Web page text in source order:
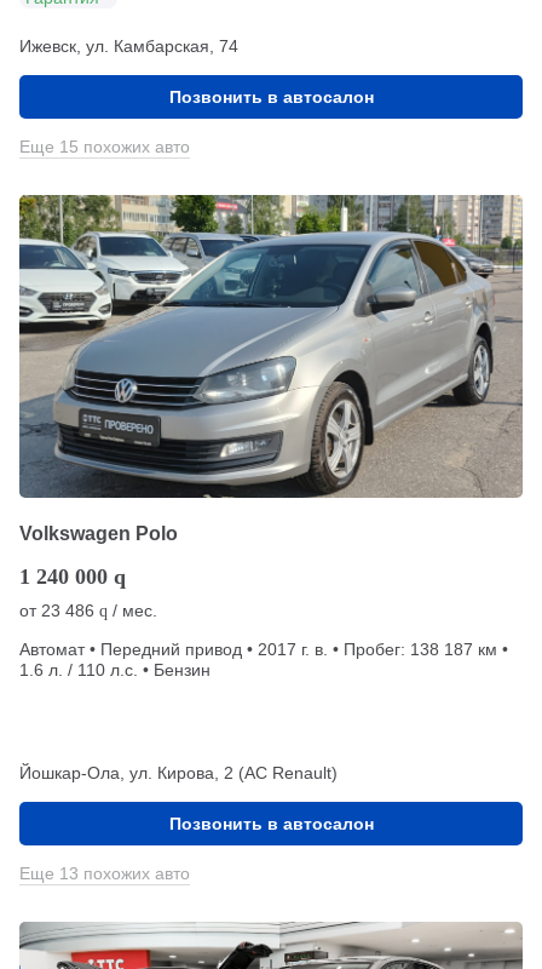
Ижевск, ул. Камбарская, 74
Позвонить в автосалон
Еще 15 похожих авто
Volkswagen Polo
1 240 000 q
от23 486 q / мес.
Автомат • Передний привод • 2017 г. в. • Пробег: 138 187 км •
1.6 л. / 110 л.с. • Бензин
Йошкар-Ола, ул. Кирова, 2 (АС Renault)
Позвонить в автосалон
Еще 13 похожих авто